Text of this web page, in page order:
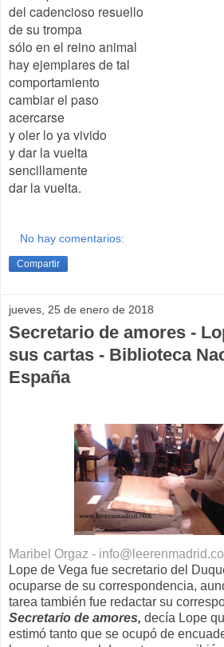
del cadencioso resuello
de su trompa
sólo en el reino animal
hay ejemplares de tal
comportamiento
cambiar el paso
acercarse
y oler lo ya vivido
y dar la vuelta
sencillamente
dar la vuelta.
No hay comentarios:
Compartir
jueves, 25 de enero de 2018
Secretario de amores -
sus cartas - Biblioteca
España
Maribel Orgaz -
Lope de Vega fue secretario del
ocuparse de su correspondencia,
tarea también fue redactar su
Secretario de amores, decía Lope
estimó tanto que se ocupó de